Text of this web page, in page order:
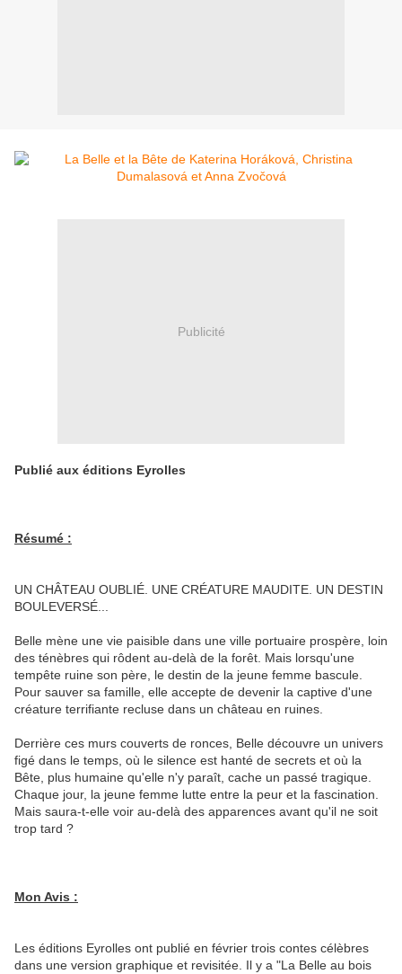
Publicité
Publié aux éditions Eyrolles
Résumé :
UN CHÂTEAU OUBLIÉ. UNE CRÉATURE MAUDITE. UN DESTIN
BOULEVERSÉ...
Belle mène une vie paisible dans une ville portuaire prospère, loin
des ténèbres qui rôdent au-delà de la forêt. Mais lorsqu'une
tempête ruine son père, le destin de la jeune femme bascule.
Pour sauver sa famille, elle accepte de devenir la captive d'une
créature terrifiante recluse dans un château en ruines.
Derrière ces murs couverts de ronces, Belle découvre un univers
figé dans le temps, où le silence est hanté de secrets et où la
Bête, plus humaine qu'elle n'y paraît, cache un passé tragique.
Chaque jour, la jeune femme lutte entre la peur et la fascination.
Mais saura-t-elle voir au-delà des apparences avant qu'il ne soit
trop tard ?
Mon Avis :
Les éditions Eyrolles ont publié en février trois contes célèbres
dans une version graphique et revisitée. Il y a "La Belle au bois